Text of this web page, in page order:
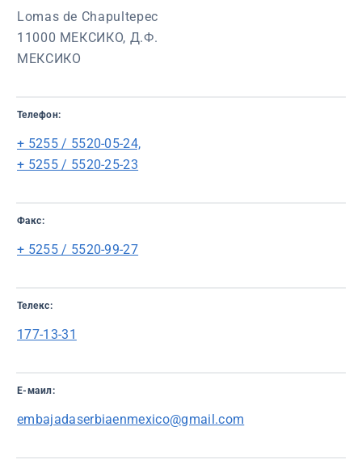
Lomas de Chapultepec
11000 МЕКСИКО, Д.Ф.
МЕКСИКО
Телефон:
+ 5255 / 5520-05-24,
+ 5255 / 5520-25-23
Факс:
+ 5255 / 5520-99-27
Телекс:
177-13-31
Е-маил:
embajadaserbiaenmexico@gmail.com